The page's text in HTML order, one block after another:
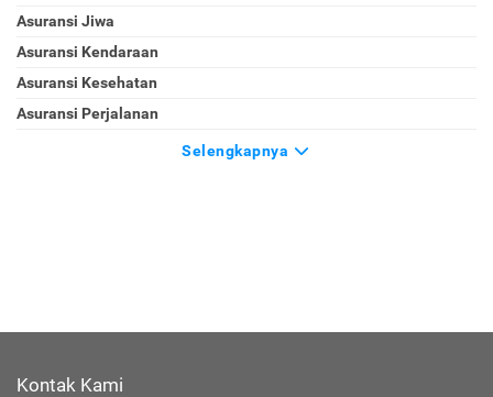
Asuransi Jiwa
Asuransi Kendaraan
Asuransi Kesehatan
Asuransi Perjalanan
Selengkapnya
Kontak Kami